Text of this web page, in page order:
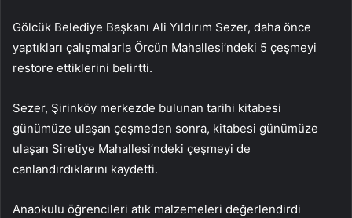
Gölcük Belediye Başkanı Ali Yıldırım Sezer, daha önce
yaptıkları çalışmalarla Örcün Mahallesi’ndeki 5 çeşmeyi
restore ettiklerini belirtti.
Sezer, Şirinköy merkezde bulunan tarihi kitabesi
günümüze ulaşan çeşmeden sonra, kitabesi günümüze
ulaşan Siretiye Mahallesi’ndeki çeşmeyi de
canlandırdıklarını kaydetti.
Anaokulu öğrencileri atık malzemeleri değerlendirdi